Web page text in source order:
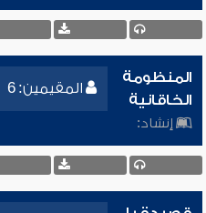
المقيمين: 6
المنظومة
الخاقانية
إنشاد: